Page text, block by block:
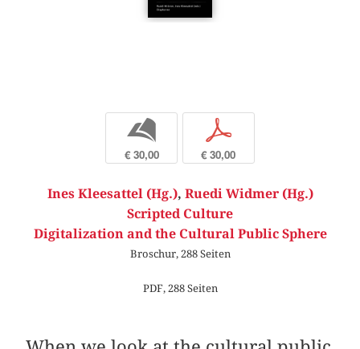
b
€ 30,00
p
€ 30,00
Ines Kleesattel (Hg.), Ruedi Widmer (Hg.)
Scripted Culture
Digitalization and the Cultural Public Sphere
Broschur, 288 Seiten
PDF, 288 Seiten